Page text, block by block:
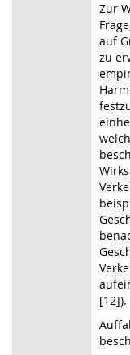
Zur
auf
zu
[12]).